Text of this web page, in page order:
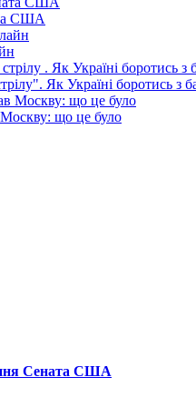
США
Як Україні боротись з
Москву: що це було
Сената США